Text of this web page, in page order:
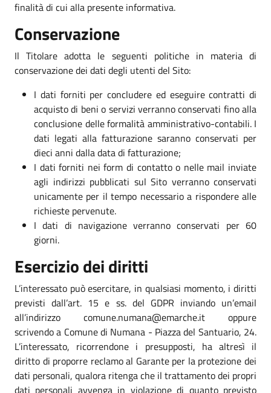
finalità di cui alla presente informativa.
Conservazione
Il Titolare adotta le seguenti politiche in materia di
conservazione dei dati degli utenti del Sito:
I dati forniti per concludere ed eseguire contratti di
acquisto di beni o servizi verranno conservati fino alla
conclusione delle formalità amministrativo-contabili. I
dati legati alla fatturazione saranno conservati per
dieci anni dalla data di fatturazione;
I dati forniti nei form di contatto o nelle mail inviate
agli indirizzi pubblicati sul Sito verranno conservati
unicamente per il tempo necessario a rispondere alle
richieste pervenute.
I dati di navigazione verranno conservati per 60
giorni.
Esercizio dei diritti
L’interessato può esercitare, in qualsiasi momento, i diritti
previsti dall’art. 15 e ss. del GDPR inviando un’email
all’indirizzo comune.numana@emarche.it oppure
scrivendo a Comune di Numana - Piazza del Santuario, 24.
L’interessato, ricorrendone i presupposti, ha altresì il
diritto di proporre reclamo al Garante per la protezione dei
dati personali, qualora ritenga che il trattamento dei propri
dati personali avvenga in violazione di quanto previsto